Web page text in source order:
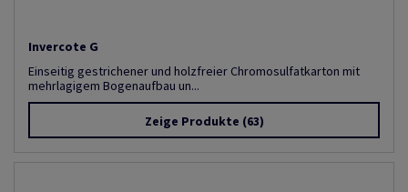
Invercote G
Einseitig gestrichener und holzfreier Chromosulfatkarton mit
mehrlagigem Bogenaufbau un...
Zeige Produkte (63)